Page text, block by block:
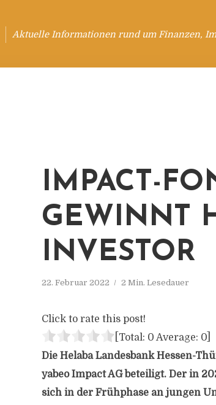
Aktuelle Informationen rund um Finanzen,
IMPACT-
GEWINNT
INVESTOR
22. Februar 2022 2 Min. Lesedauer
Click to rate this post!
[Total: 0 Average: 0
Die Helaba Landesbank Hessen-
yabeo Impact AG beteiligt. Der in
sich in der Frühphase an jungen